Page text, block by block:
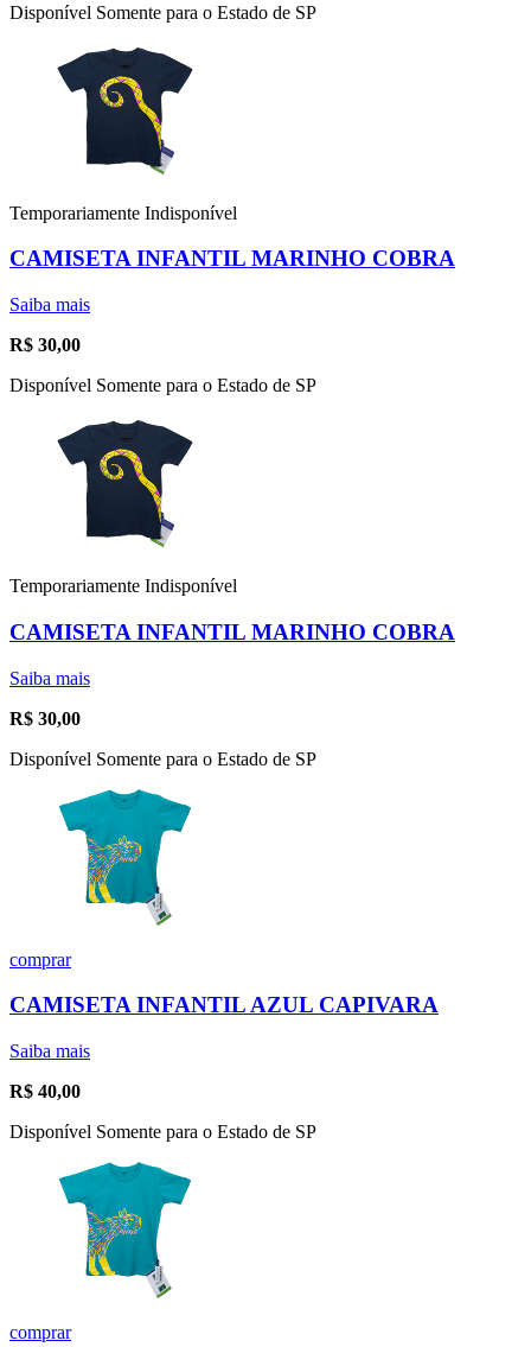
Disponível Somente para o Estado de SP
Temporariamente Indisponível
CAMISETA INFANTIL MARINHO COBRA
Saiba mais
R$ 30,00
Disponível Somente para o Estado de SP
Temporariamente Indisponível
CAMISETA INFANTIL MARINHO COBRA
Saiba mais
R$ 30,00
Disponível Somente para o Estado de SP
comprar
CAMISETA INFANTIL AZUL CAPIVARA
Saiba mais
R$ 40,00
Disponível Somente para o Estado de SP
comprar